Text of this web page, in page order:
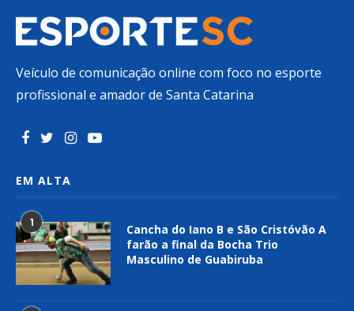
Veículo de comunicação online com foco no esporte
profissional e amador de Santa Catarina
EM ALTA
1
Cancha do Iano B e São Cristóvão A
farão a final da Bocha Trio
Masculino de Guabiruba